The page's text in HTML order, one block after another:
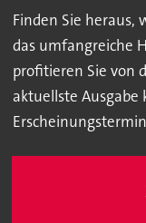
Finden Sie heraus,
das umfangreiche
profitieren Sie von
aktuellste Ausgabe